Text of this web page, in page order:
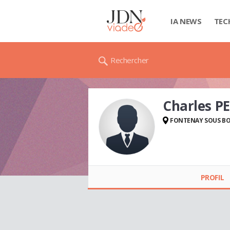
IA NEWS
Rechercher
Charles
FONTENAY SOUS
PROFIL